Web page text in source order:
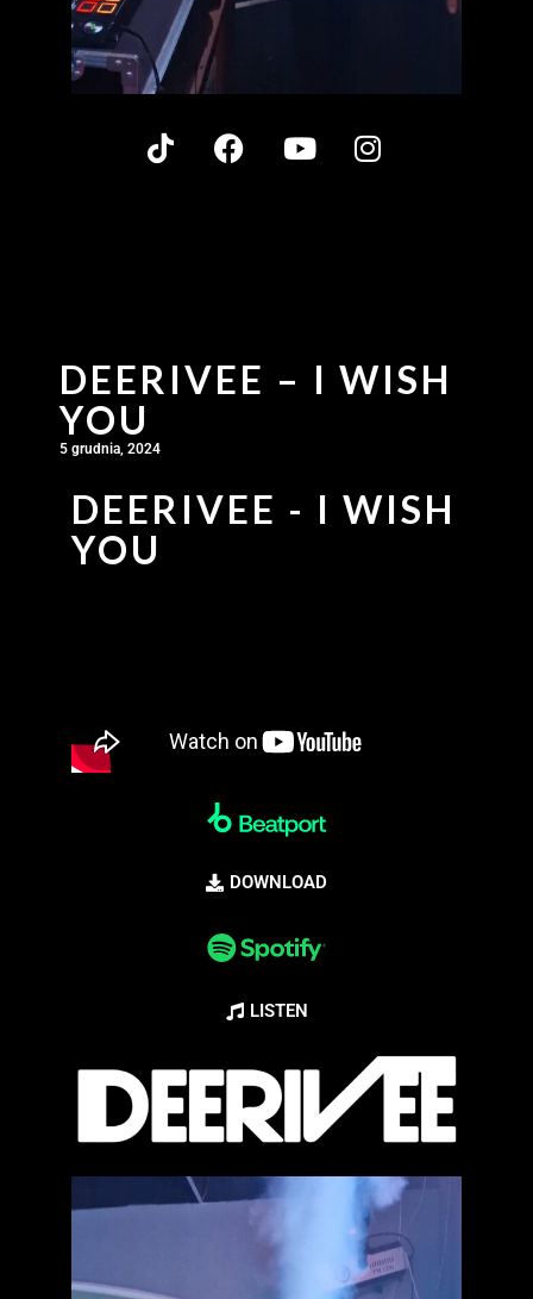
DEERIVEE – I WISH
YOU
5 grudnia, 2024
DEERIVEE - I WISH
YOU
DOWNLOAD
LISTEN